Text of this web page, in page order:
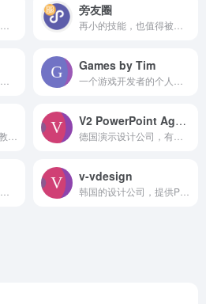
旁友圈
Games by Tim
V2 PowerPoint Agentur
v-vdesign